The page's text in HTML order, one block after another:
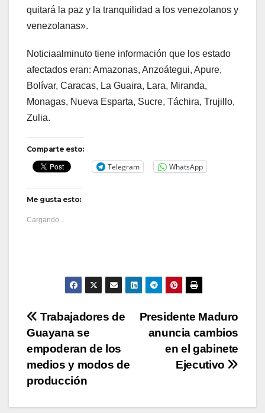
quitará la paz y la tranquilidad a los venezolanos y
venezolanas».
Noticiaalminuto tiene información que los estado
afectados eran: Amazonas, Anzoátegui, Apure,
Bolívar, Caracas, La Guaira, Lara, Miranda,
Monagas, Nueva Esparta, Sucre, Táchira, Trujillo,
Zulia.
Comparte esto:
Telegram WhatsApp
Me gusta esto:
Cargando...
Navegación
de
entradas
Presidente Maduro
anuncia cambios
en el gabinete
Ejecutivo
Trabajadores de
Guayana se
empoderan de los
medios y modos de
producción